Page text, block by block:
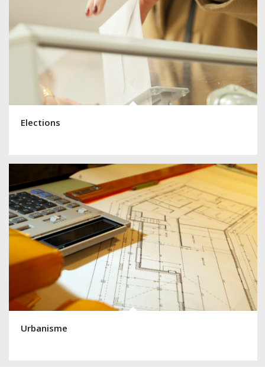
Elections
Urbanisme